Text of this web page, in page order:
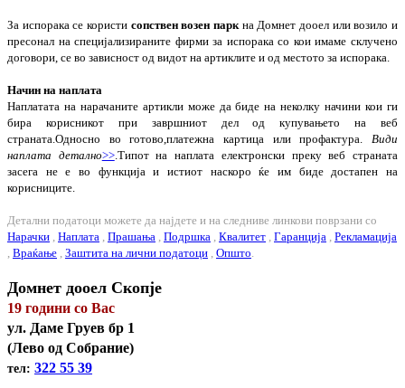
За испорака се користи сопствен возен паркна Домнет дооел или возило и
пресонал на специјализираните фирми за испорака со кои имаме склучено
договори, се во зависност од видот на артиклите и од местото за испорака.
Начин на наплата
Наплатата на нарачаните артикли може да биде на неколку начини кои ги
бира корисникот при завршниот дел од купувањето на веб
страната.Односно во готово,платежна картица или профактура. Види
наплата детално>>.Типот на наплата електронски преку веб страната
засега не е во функција и истиот наскоро ќе им биде достапен на
корисниците.
Детални податоци можете да најдете и на следниве линкови поврзани со
Нарачки , Наплата , Прашања , Подршка , Квалитет , Гаранција , Рекламација
, Враќање , Заштита на лични податоци , Општо.
Домнет дооел Скопје
19 години со Вас
ул. Даме Груев бр 1
(Лeво од Собрание)
тел: 322 55 39